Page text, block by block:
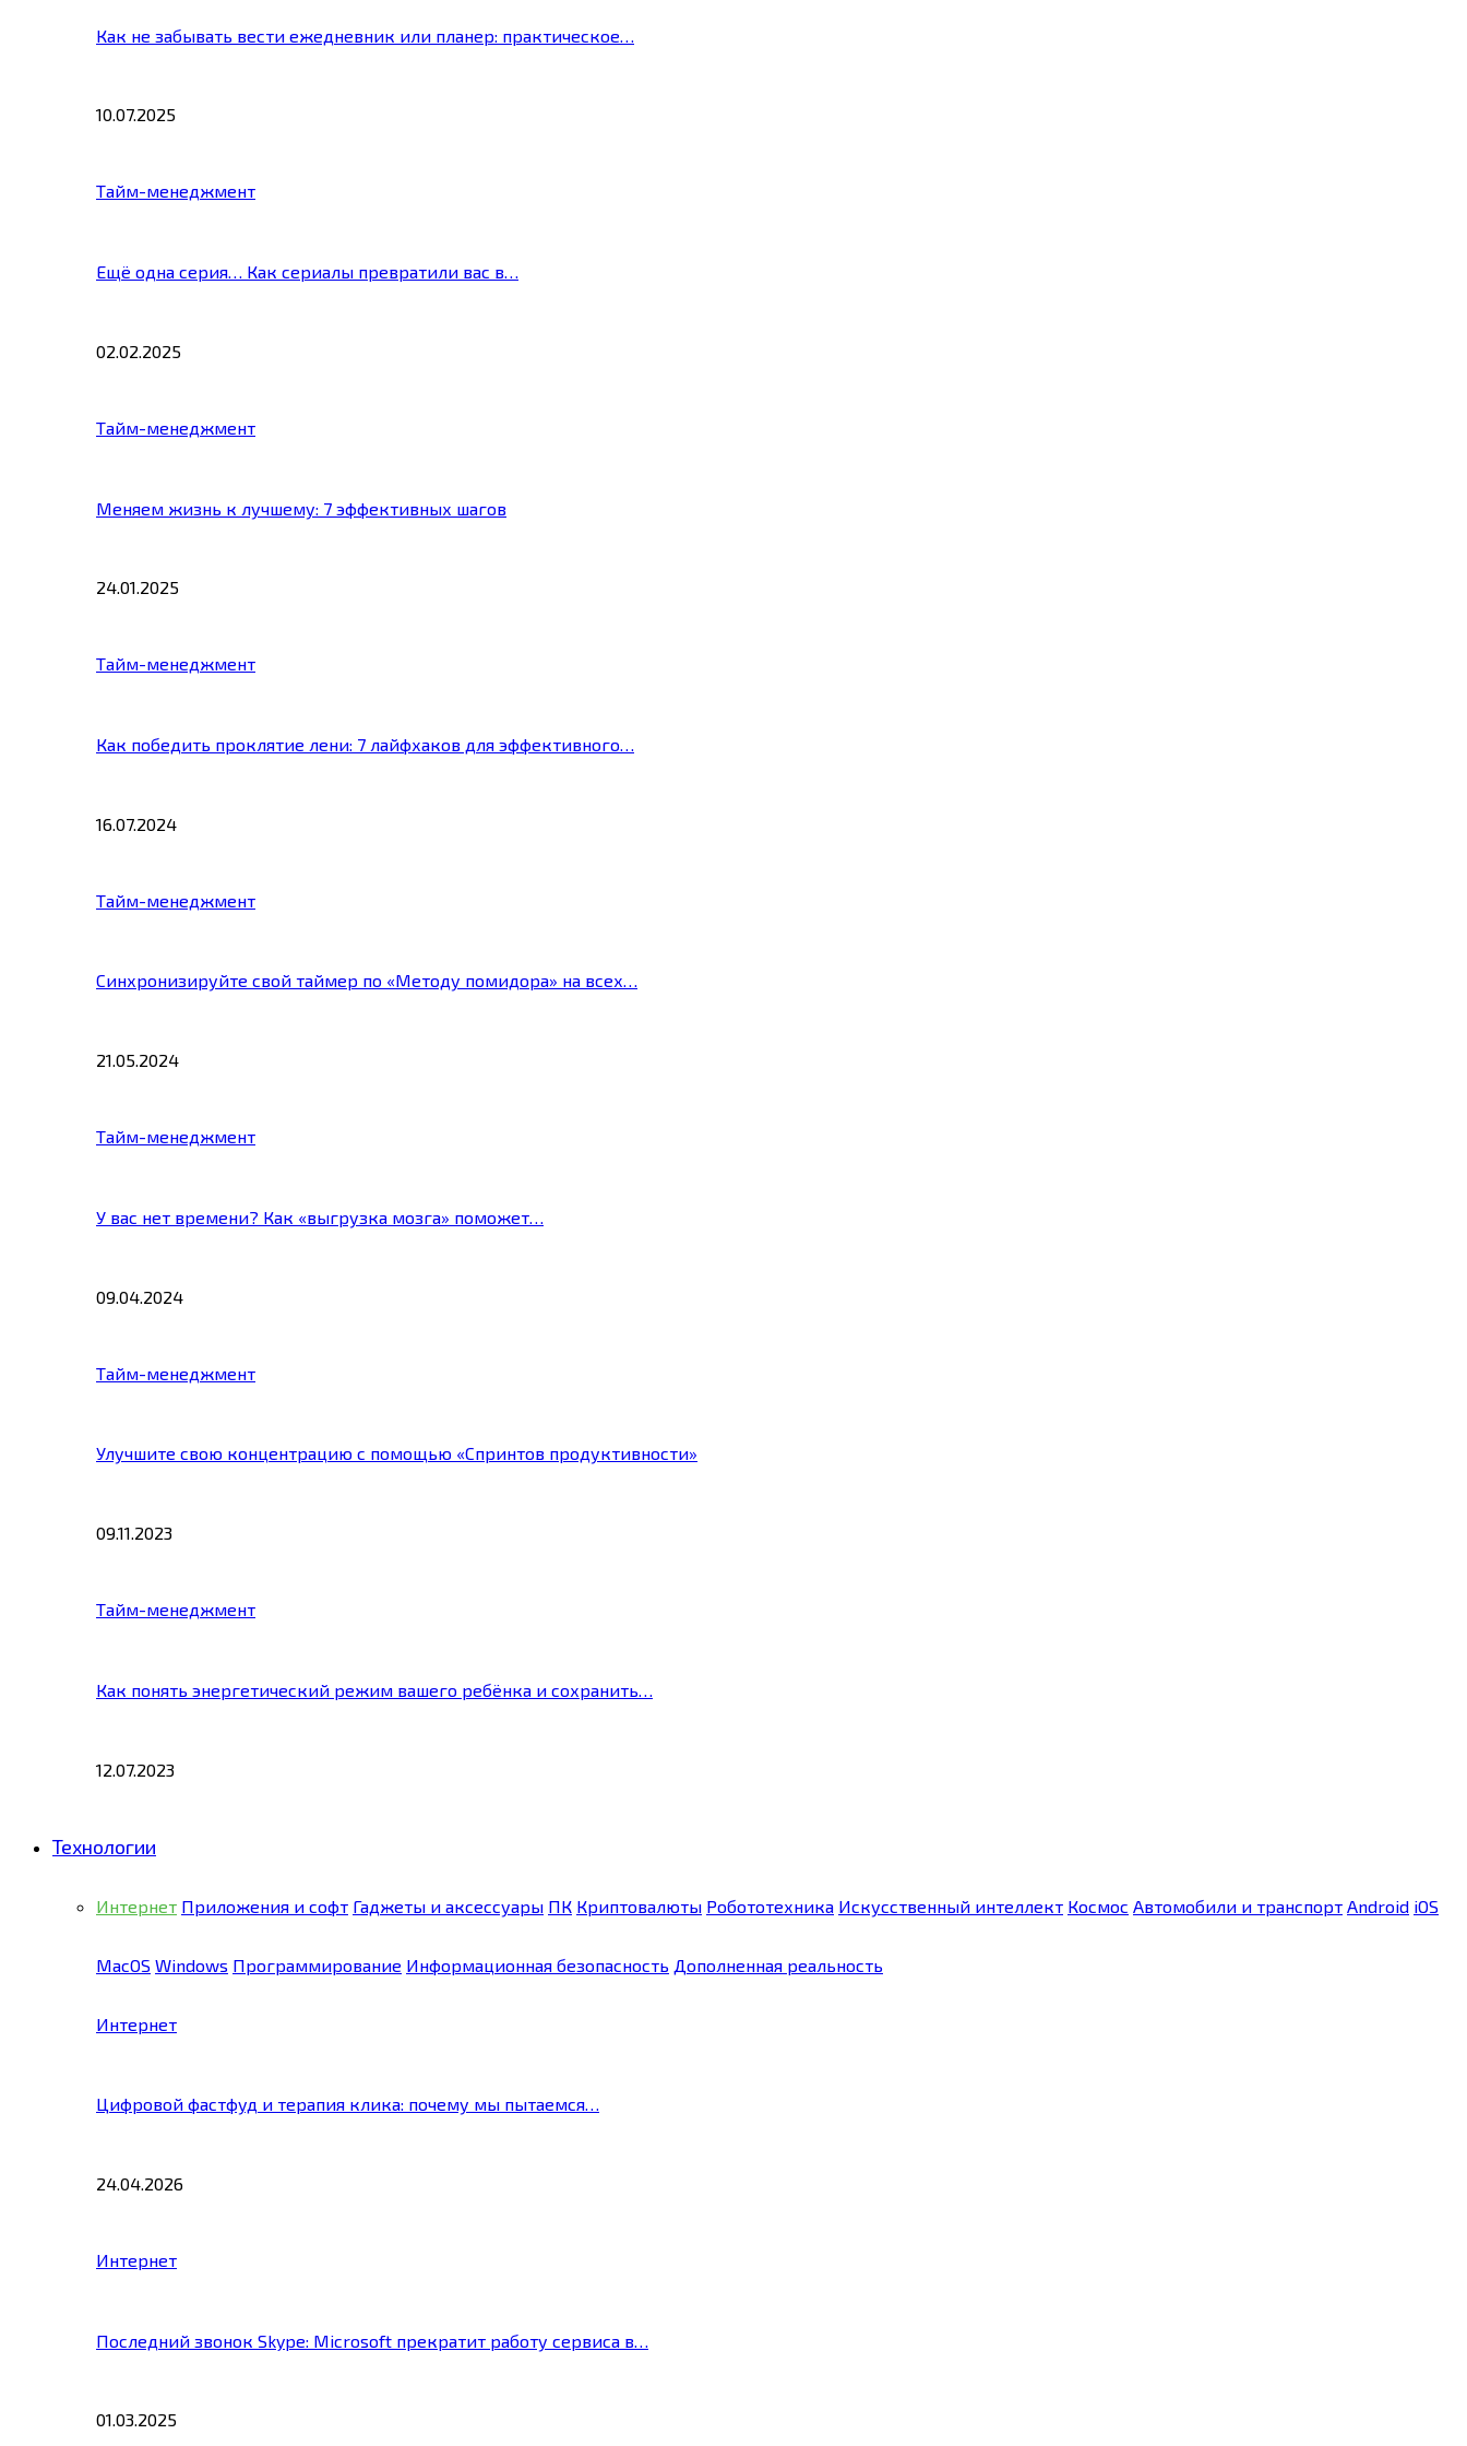
Как не забывать вести ежедневник или планер: практическое…
10.07.2025
Тайм-менеджмент
Ещё одна серия… Как сериалы превратили вас в…
02.02.2025
Тайм-менеджмент
Меняем жизнь к лучшему: 7 эффективных шагов
24.01.2025
Тайм-менеджмент
Как победить проклятие лени: 7 лайфхаков для эффективного…
16.07.2024
Тайм-менеджмент
Синхронизируйте свой таймер по «Методу помидора» на всех…
21.05.2024
Тайм-менеджмент
У вас нет времени? Как «выгрузка мозга» поможет…
09.04.2024
Тайм-менеджмент
Улучшите свою концентрацию с помощью «Спринтов продуктивности»
09.11.2023
Тайм-менеджмент
Как понять энергетический режим вашего ребёнка и сохранить…
12.07.2023
Технологии
Интернет Приложения и софт Гаджеты и аксессуары ПК Криптовалюты Робототехника Искусственный интеллект Космос Автомобили и транспорт Android iOS
MacOS Windows Программирование Информационная безопасность Дополненная реальность
Интернет
Цифровой фастфуд и терапия клика: почему мы пытаемся…
24.04.2026
Интернет
Последний звонок Skype: Microsoft прекратит работу сервиса в…
01.03.2025